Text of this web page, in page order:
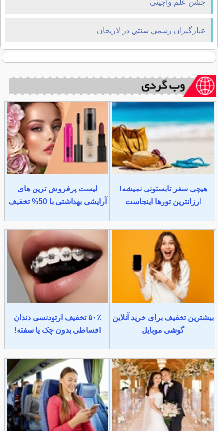
جشن علم واچینی
عيارگيران رسمي سنتي در لاريجان
هیچی سفر تابستونی نمیشه!
ارزانترین تورها اینجاست
لیست پرفروش ترین های
آرایشی بهداشتی با 50% تخفیف
بیشترین تخفیف برای خرید آنلاین
گوشی موبایل
۵۰٪ تخفیف ارتودنسی دندان
اقساطی بدون چک یا سفته!